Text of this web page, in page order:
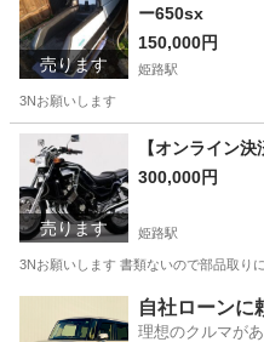
売ります
ー650sx
150,000円
姫路駅
3Nお願いします
兵庫 姫路市 姫路駅 マリ
売ります
【オンライン
300,000円
姫路駅
3Nお願いします 書類ないので部品取り
姫路駅 ヤマハ
自社ローンに
理想のクルマが